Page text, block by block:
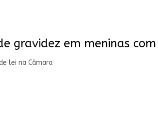
gravidez em meninas
lei na Câmara